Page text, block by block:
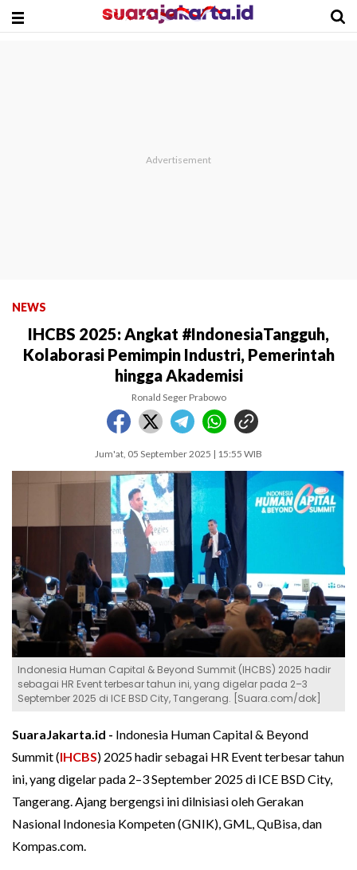
NEWS
IHCBS 2025: Angkat #IndonesiaTangguh,
Kolaborasi Pemimpin Industri, Pemerintah
hingga Akademisi
Ronald Seger Prabowo
Jum'at, 05 September 2025 | 15:55 WIB
Indonesia Human Capital & Beyond Summit (IHCBS) 2025 hadir
sebagai HR Event terbesar tahun ini, yang digelar pada 2–3
September 2025 di ICE BSD City, Tangerang. [Suara.com/dok]
SuaraJakarta.id - Indonesia Human Capital & Beyond
Summit (IHCBS) 2025 hadir sebagai HR Event terbesar tahun
ini, yang digelar pada 2–3 September 2025 di ICE BSD City,
Tangerang. Ajang bergengsi ini dilnisiasi oleh Gerakan
Nasional Indonesia Kompeten (GNIK), GML, QuBisa, dan
Kompas.com.